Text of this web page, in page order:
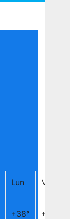
Lun Mar
+38° +